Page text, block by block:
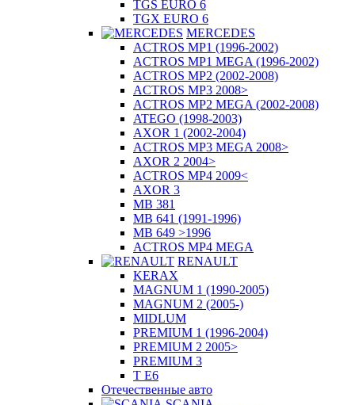
TGS EURO 6
TGX EURO 6
MERCEDES
ACTROS MP1 (1996-2002)
ACTROS MP1 MEGA (1996-2002)
ACTROS MP2 (2002-2008)
ACTROS MP3 2008>
ACTROS MP2 MEGA (2002-2008)
ATEGO (1998-2003)
AXOR 1 (2002-2004)
ACTROS MP3 MEGA 2008>
AXOR 2 2004>
ACTROS MP4 2009<
AXOR 3
MB 381
MB 641 (1991-1996)
MB 649 >1996
ACTROS MP4 MEGA
RENAULT
KERAX
MAGNUM 1 (1990-2005)
MAGNUM 2 (2005-)
MIDLUM
PREMIUM 1 (1996-2004)
PREMIUM 2 2005>
PREMIUM 3
T E6
Отечественные авто